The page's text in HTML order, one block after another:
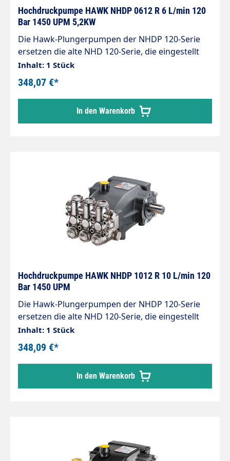
Hochdruckpumpe HAWK NHDP 0612 R 6 L/min 120
Bar 1450 UPM 5,2KW
Die Hawk-Plungerpumpen der NHDP 120-Serie
ersetzen die alte NHD 120-Serie, die eingestellt
wurde, und bieten eine Leistung, die sie für den
Einsatz mit einphasigen Elektromotoren geeignet
macht. Sie wurden entworfen, um auf
professionellen Hochdruckreinigern installiert zu
werden. Sie können mit Förderleistungen von bis
zu 14,4 l/min und Drucken von bis zu 120
Inhalt: 1 Stück
348,07 €*
In den Warenkorb
Hochdruckpumpe HAWK NHDP 1012 R 10 L/min 120
Bar 1450 UPM
Die Hawk-Plungerpumpen der NHDP 120-Serie
ersetzen die alte NHD 120-Serie, die eingestellt
wurde, und bieten eine Leistung, die sie für den
Einsatz mit einphasigen Elektromotoren geeignet
macht. Sie wurden entworfen, um auf
professionellen Hochdruckreinigern installiert zu
werden. Sie können mit Förderleistungen von bis
zu 14,4 l/min und Drucken von bis zu 120
Inhalt: 1 Stück
348,09 €*
In den Warenkorb